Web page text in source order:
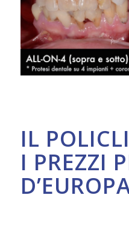
IL
I PREZZI